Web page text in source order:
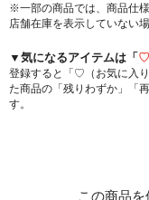
※一部の商品では、商品仕
店舗在庫を表示していない
▼気になるアイテムは「♡
登録すると「♡（お気に入
た商品の「残りわずか」「
す。
この商品